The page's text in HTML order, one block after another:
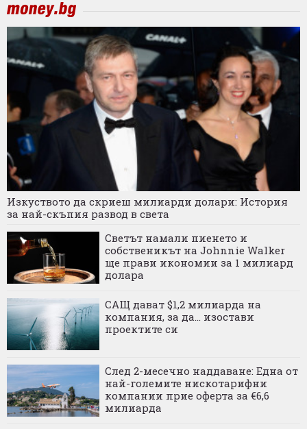
Изкуството да скриеш милиарди долари: История
за най-скъпия развод в света
Светът намали пиенето и
собственикът на Johnnie Walker
ще прави икономии за 1 милиард
долара
САЩ дават $1,2 милиарда на
компания, за да... изостави
проектите си
След 2-месечно наддаване: Една от
най-големите нискотарифни
компании прие оферта за €6,6
милиарда